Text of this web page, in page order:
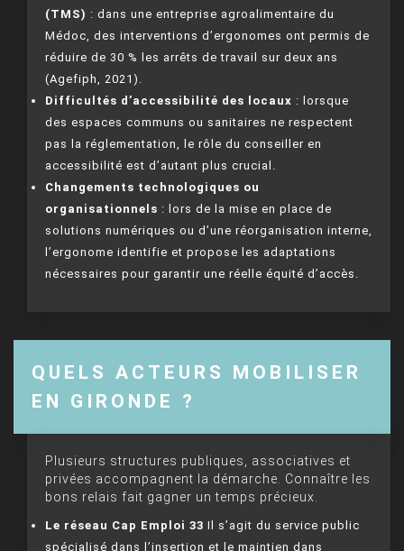
(TMS) : dans une entreprise agroalimentaire du
Médoc, des interventions d’ergonomes ont permis de
réduire de 30 % les arrêts de travail sur deux ans
(Agefiph, 2021).
Difficultés d’accessibilité des locaux : lorsque
des espaces communs ou sanitaires ne respectent
pas la réglementation, le rôle du conseiller en
accessibilité est d’autant plus crucial.
Changements technologiques ou
organisationnels : lors de la mise en place de
solutions numériques ou d’une réorganisation interne,
l’ergonome identifie et propose les adaptations
nécessaires pour garantir une réelle équité d’accès.
QUELS ACTEURS MOBILISER
EN GIRONDE ?
Plusieurs structures publiques, associatives et
privées accompagnent la démarche. Connaître les
bons relais fait gagner un temps précieux.
Le réseau Cap Emploi 33 Il s’agit du service public
spécialisé dans l’insertion et le maintien dans